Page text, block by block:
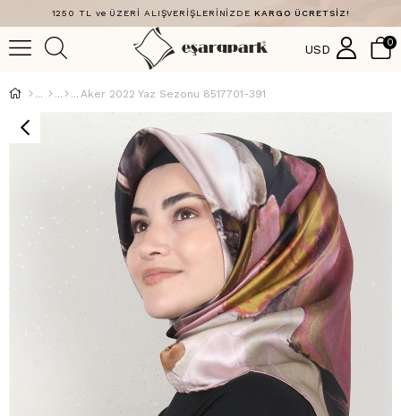
1250 TL ve ÜZERİ ALIŞVERİŞLERİNİZDE KARGO ÜCRETSİZ!
USD 0
Aker 2022 Yaz Sezonu 8517701-391